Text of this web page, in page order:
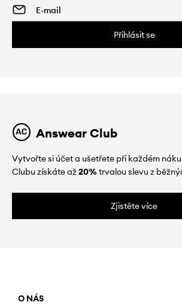
Přihlásit se
Answear Club
Vytvořte si účet a ušetřete při každém
Clubu získáte až20%trvalou slevu z
Zjistěte více
O NÁS